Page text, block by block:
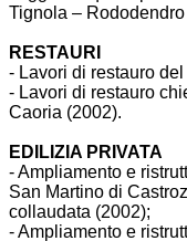
Tignola –
RESTAURI
- Lavori di restauro
- Lavori di restauro
Caoria (2002).
EDILIZIA PRIVATA
- Ampliamento e
San Martino di
collaudata (2002);
- Ampliamento e